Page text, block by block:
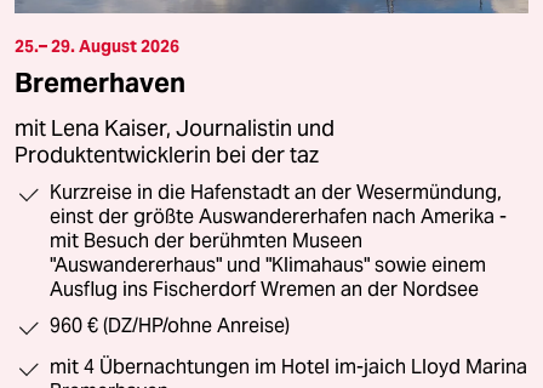
25.– 29. August 2026
Bremerhaven
mit Lena Kaiser, Journalistin und
Produktentwicklerin bei der taz
Kurzreise in die Hafenstadt an der Wesermündung,
einst der größte Auswandererhafen nach Amerika -
mit Besuch der berühmten Museen
"Auswandererhaus" und "Klimahaus" sowie einem
Ausflug ins Fischerdorf Wremen an der Nordsee
960 € (DZ/HP/ohne Anreise)
mit 4 Übernachtungen im Hotel im-jaich Lloyd Marina